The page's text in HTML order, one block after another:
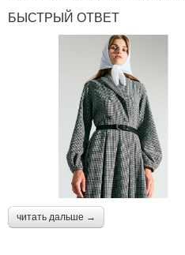
БЫСТРЫЙ ОТВЕТ
читать дальше →